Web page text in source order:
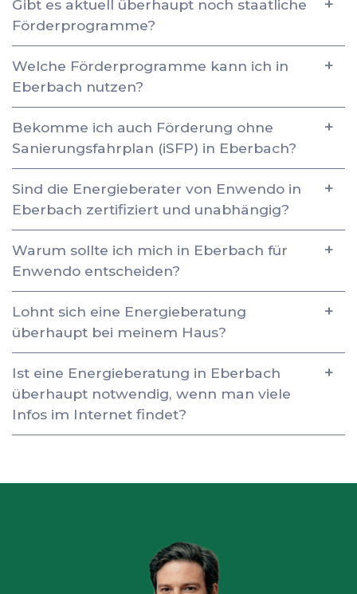
Gibt es aktuell überhaupt noch staatliche
Förderprogramme?
Welche Förderprogramme kann ich in
Eberbach nutzen?
Bekomme ich auch Förderung ohne
Sanierungsfahrplan (iSFP) in Eberbach?
Sind die Energieberater von Enwendo in
Eberbach zertifiziert und unabhängig?
Warum sollte ich mich in Eberbach für
Enwendo entscheiden?
Lohnt sich eine Energieberatung
überhaupt bei meinem Haus?
Ist eine Energieberatung in Eberbach
überhaupt notwendig, wenn man viele
Infos im Internet findet?